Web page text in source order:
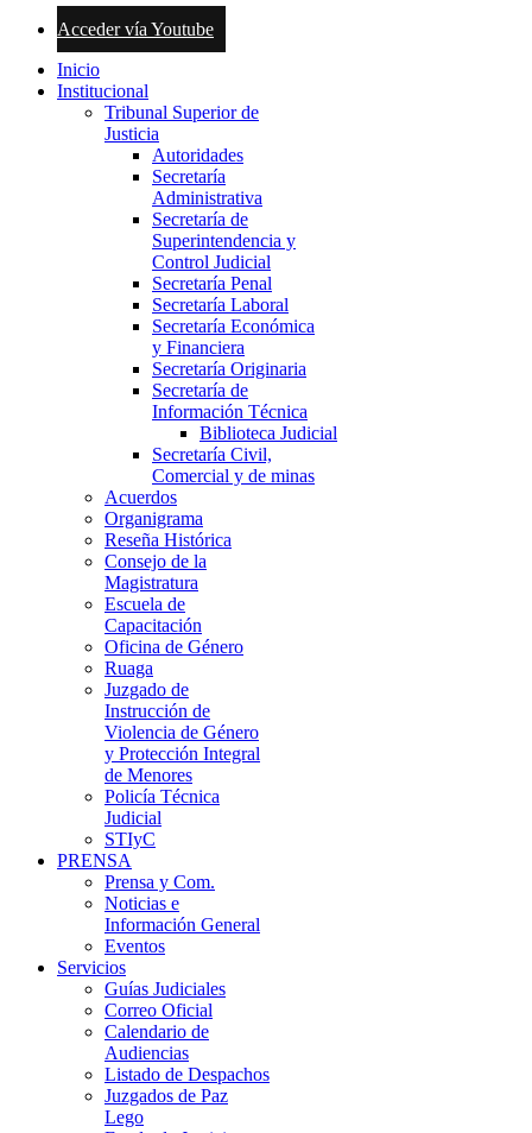
Acceder vía Youtube
Inicio
Institucional
Tribunal Superior de
Justicia
Autoridades
Secretaría
Administrativa
Secretaría de
Superintendencia y
Control Judicial
Secretaría Penal
Secretaría Laboral
Secretaría Económica
y Financiera
Secretaría Originaria
Secretaría de
Información Técnica
Biblioteca Judicial
Secretaría Civil,
Comercial y de minas
Acuerdos
Organigrama
Reseña Histórica
Consejo de la
Magistratura
Escuela de
Capacitación
Oficina de Género
Ruaga
Juzgado de
Instrucción de
Violencia de Género
y Protección Integral
de Menores
Policía Técnica
Judicial
STIyC
PRENSA
Prensa y Com.
Noticias e
Información General
Eventos
Servicios
Guías Judiciales
Correo Oficial
Calendario de
Audiencias
Listado de Despachos
Juzgados de Paz
Lego